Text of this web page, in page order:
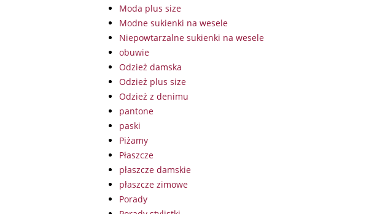
Moda plus size
Modne sukienki na wesele
Niepowtarzalne sukienki na wesele
obuwie
Odzież damska
Odzież plus size
Odzież z denimu
pantone
paski
Piżamy
Płaszcze
płaszcze damskie
płaszcze zimowe
Porady